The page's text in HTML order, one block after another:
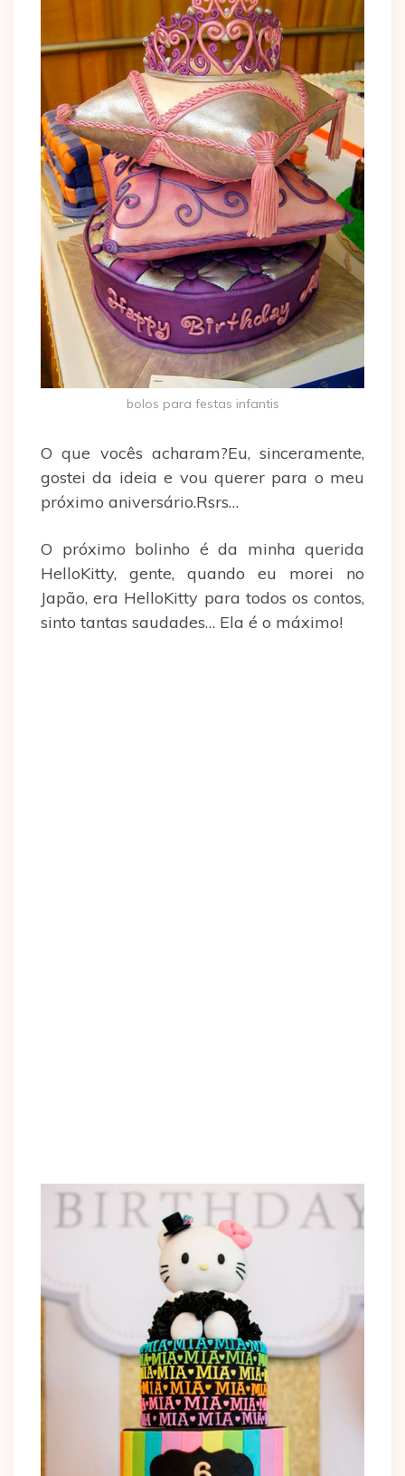
bolos para festas infantis
O que vocês acharam?Eu, sinceramente,
gostei da ideia e vou querer para o meu
próximo aniversário.Rsrs…
O próximo bolinho é da minha querida
HelloKitty, gente, quando eu morei no
Japão, era HelloKitty para todos os contos,
sinto tantas saudades… Ela é o máximo!